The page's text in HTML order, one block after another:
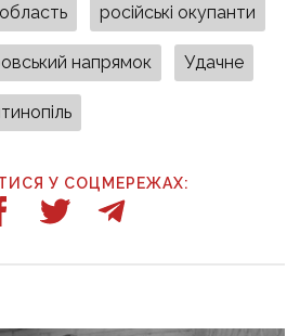
російські окупанти
напрямок Удачне
У СОЦМЕРЕЖАХ: